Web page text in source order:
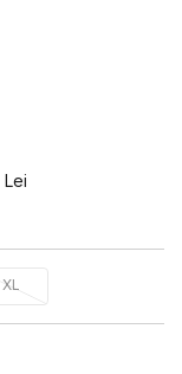
Lei
XL